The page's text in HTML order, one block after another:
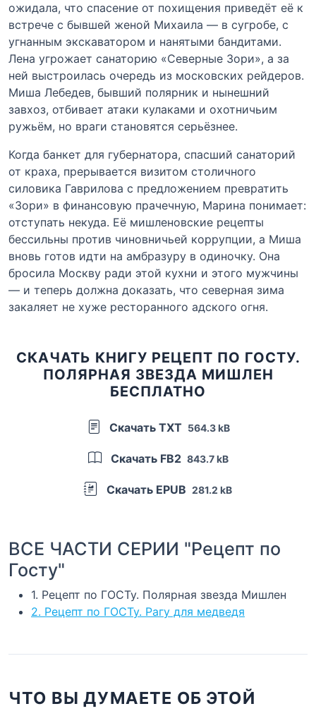
ожидала, что спасение от похищения приведёт её к
встрече с бывшей женой Михаила — в сугробе, с
угнанным экскаватором и нанятыми бандитами.
Лена угрожает санаторию «Северные Зори», а за
ней выстроилась очередь из московских рейдеров.
Миша Лебедев, бывший полярник и нынешний
завхоз, отбивает атаки кулаками и охотничьим
ружьём, но враги становятся серьёзнее.
Когда банкет для губернатора, спасший санаторий
от краха, прерывается визитом столичного
силовика Гаврилова с предложением превратить
«Зори» в финансовую прачечную, Марина понимает:
отступать некуда. Её мишленовские рецепты
бессильны против чиновничьей коррупции, а Миша
вновь готов идти на амбразуру в одиночку. Она
бросила Москву ради этой кухни и этого мужчины
— и теперь должна доказать, что северная зима
закаляет не хуже ресторанного адского огня.
СКАЧАТЬ КНИГУ РЕЦЕПТ ПО ГОСТУ.
ПОЛЯРНАЯ ЗВЕЗДА МИШЛЕН
БЕСПЛАТНО
Скачать TXT 564.3 kB
Скачать FB2 843.7 kB
Скачать EPUB 281.2 kB
ВСЕ ЧАСТИ СЕРИИ "Рецепт по
Госту"
1. Рецепт по ГОСТу. Полярная звезда Мишлен
2. Рецепт по ГОСТу. Рагу для медведя
ЧТО ВЫ ДУМАЕТЕ ОБ ЭТОЙ